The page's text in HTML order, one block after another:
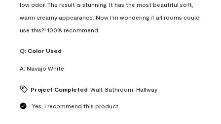
low odor. The result is stunning. It has the most beautiful soft,
warm creamy appearance. Now I’m wondering if all rooms could
use this?! 100% recommend
Q: Color Used
A: Navajo White
Project Completed Wall, Bathroom, Hallway
Yes, I recommend this product.